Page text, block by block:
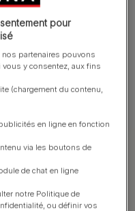
St/ Ox
aider à gérer les
chats adultes.
selon les
animal
pour
partenaires pouvons
y consentez, aux fins
(chargement du contenu,
en ligne en fonction
via les boutons de
de chat en ligne
notre Politique de
ou définir vos